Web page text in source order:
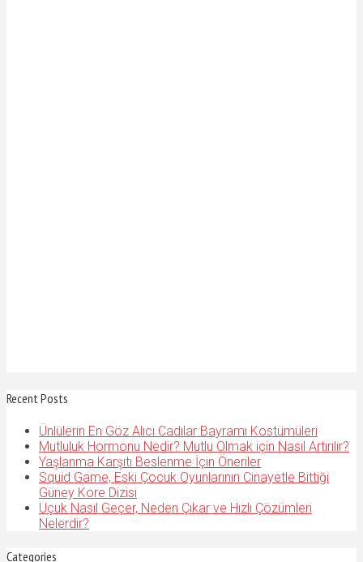
Recent Posts
Ünlülerin En Göz Alıcı Cadılar Bayramı Kostümüleri
Mutluluk Hormonu Nedir? Mutlu Olmak için Nasıl Artırılır?
Yaşlanma Karşıtı Beslenme İçin Öneriler
Squid Game, Eski Çocuk Oyunlarının Cinayetle Bittiği
Güney Kore Dizisi
Uçuk Nasıl Geçer, Neden Çıkar ve Hızlı Çözümleri
Nelerdir?
Categories